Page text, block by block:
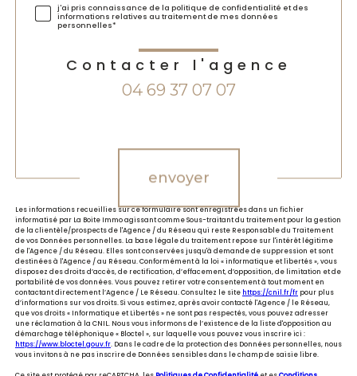
j'ai pris connaissance de la politique de confidentialité et des
informations relatives au traitement de mes données
personnelles*
Contacter l'agence
04 69 37 07 07
envoyer
Les informations recueillies sur ce formulaire sont enregistrées dans un fichier
informatisé par La Boite Immo agissant comme Sous-traitant du traitement pour la gestion
de la clientèle/prospects de l'Agence / du Réseau qui reste Responsable du Traitement
de vos Données personnelles. La base légale du traitement repose sur l'intérêt légitime
de l'Agence / du Réseau. Elles sont conservées jusqu'à demande de suppression et sont
destinées à l'Agence / au Réseau. Conformément à la loi « informatique et libertés », vous
disposez des droits d’accès, de rectification, d’effacement, d’opposition, de limitation et de
portabilité de vos données. Vous pouvez retirer votre consentement à tout moment en
contactant directement l’Agence / Le Réseau. Consultez le site https://cnil.fr/fr pour plus
d’informations sur vos droits. Si vous estimez, après avoir contacté l'Agence / le Réseau,
que vos droits « Informatique et Libertés » ne sont pas respectés, vous pouvez adresser
une réclamation à la CNIL. Nous vous informons de l’existence de la liste d'opposition au
démarchage téléphonique « Bloctel », sur laquelle vous pouvez vous inscrire ici :
https://www.bloctel.gouv.fr. Dans le cadre de la protection des Données personnelles, nous
vous invitons à ne pas inscrire de Données sensibles dans le champ de saisie libre.